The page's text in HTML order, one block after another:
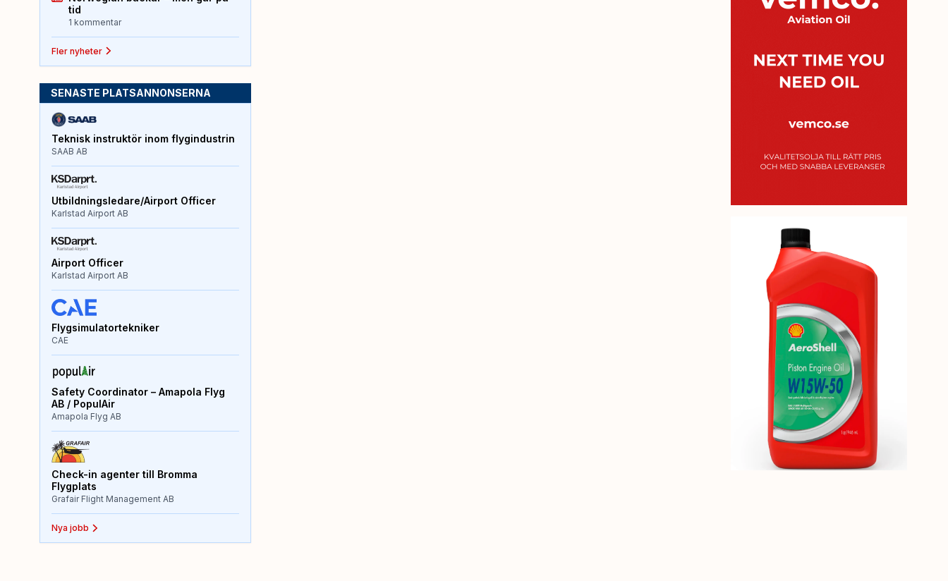
tid
1 kommentar
Fler nyheter
SENASTE PLATSANNONSERNA
Teknisk instruktör inom flygindustrin
SAAB AB
Utbildningsledare/Airport Officer
Karlstad Airport AB
Airport Officer
Karlstad Airport AB
Flygsimulatortekniker
CAE
Safety Coordinator – Amapola Flyg
AB / PopulAir
Amapola Flyg AB
Check-in agenter till Bromma
Flygplats
Grafair Flight Management AB
Nya jobb